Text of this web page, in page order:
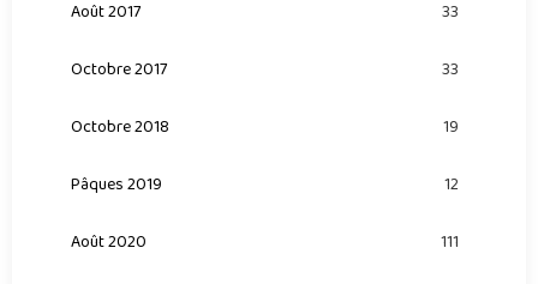
Août 2017 33
Octobre 2017 33
Octobre 2018 19
Pâques 2019 12
Août 2020 111